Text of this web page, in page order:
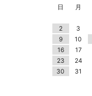
日
月
2
3
9
10
16
17
23
24
30
31